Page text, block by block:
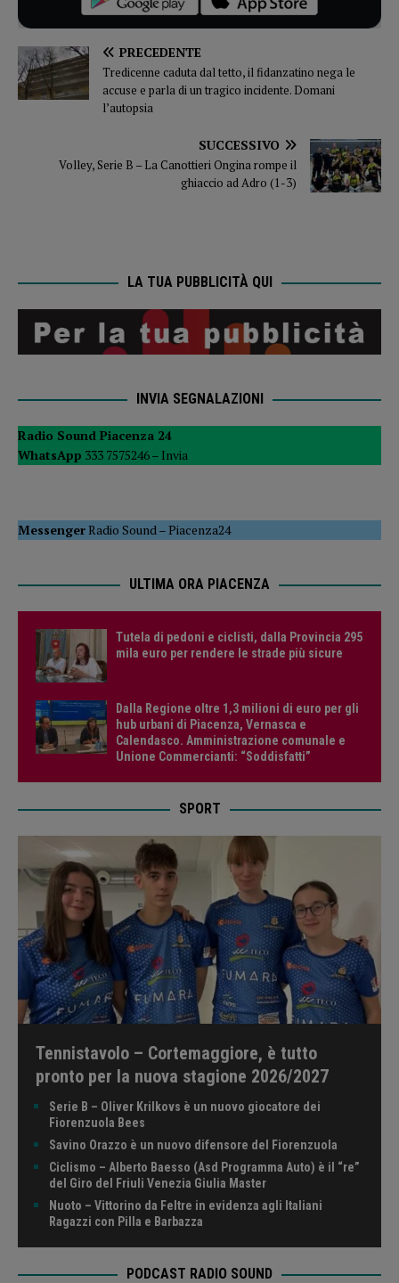
PRECEDENTE
Tredicenne caduta dal tetto, il fidanzatino nega le
accuse e parla di un tragico incidente. Domani
l’autopsia
SUCCESSIVO
Volley, Serie B – La Canottieri Ongina rompe il
ghiaccio ad Adro (1-3)
LA TUA PUBBLICITÀ QUI
INVIA SEGNALAZIONI
Radio Sound Piacenza 24
WhatsApp 333 7575246 – Invia
MessengerRadio Sound –Piacenza24
ULTIMA ORA PIACENZA
Tutela di pedoni e ciclisti, dalla Provincia 295
mila euro per rendere le strade più sicure
Dalla Regione oltre 1,3 milioni di euro per gli
hub urbani di Piacenza, Vernasca e
Calendasco. Amministrazione comunale e
Unione Commercianti: “Soddisfatti”
SPORT
Tennistavolo – Cortemaggiore, è tutto
pronto per la nuova stagione 2026/2027
Serie B – Oliver Krilkovs è un nuovo giocatore dei
Fiorenzuola Bees
Savino Orazzo è un nuovo difensore del Fiorenzuola
Ciclismo – Alberto Baesso (Asd Programma Auto) è il “re”
del Giro del Friuli Venezia Giulia Master
Nuoto – Vittorino da Feltre in evidenza agli Italiani
Ragazzi con Pilla e Barbazza
PODCAST RADIO SOUND